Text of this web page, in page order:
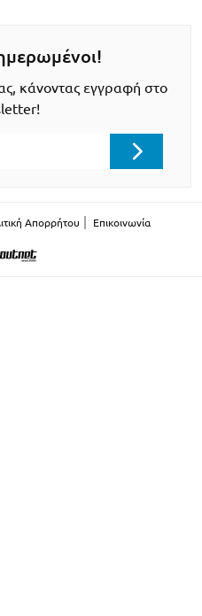
κάνοντας εγγραφή στο
Απορρήτου Επικοινωνία